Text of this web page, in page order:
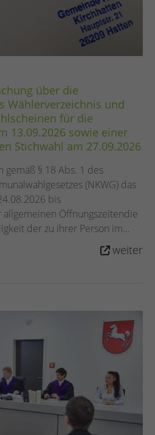
über die
Wählerverzeichnis und
für die
13.09.2026 sowie einer
Stichwahl am 27.09.2026
§ 18 Abs. 1 des
(NKWG) das
bis
Öffnungszeitendie
der zu ihrer Person im
Daten zu überprüfen,
zugänglichen
oder der Beantragung eines
hat, aber glaubt,
sein Recht auf
in Anspruch
weiter